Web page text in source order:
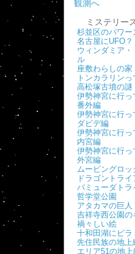
ミステリー
杉並区のパワー
名古屋にUFO？
ウィンダミア
ル
座敷わらしの
トンカラリンっ
高松塚古墳の謎
伊勢神宮に行
番外編
伊勢神宮に行
ダビデ編
伊勢神宮に行
内宮編
伊勢神宮に行
外宮編
ムービングロッ
ドラゴントラ
バミューダトラ
哲学堂公園
アタカマの巨人
吉祥寺西公園の
禍々しい絵
十和田湖にピラ
先住民族の地上
エリア51の地上